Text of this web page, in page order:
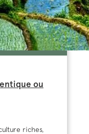
ou
riches,